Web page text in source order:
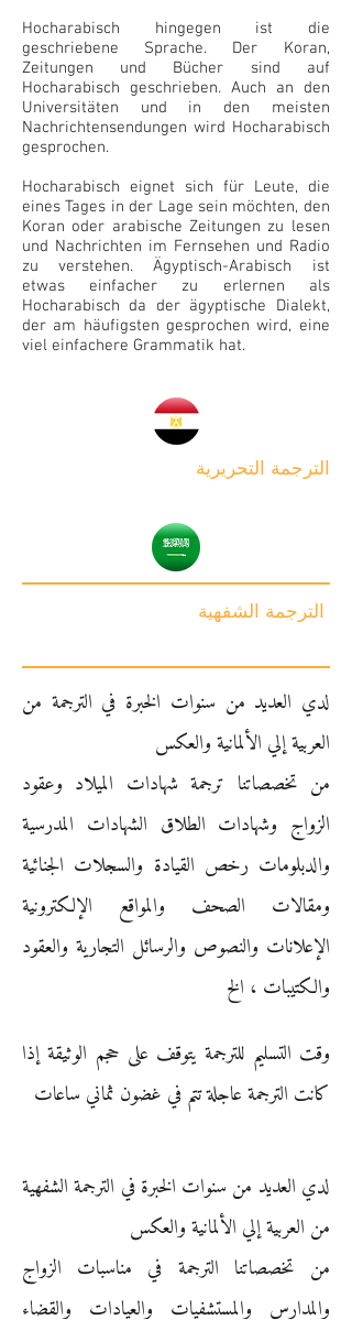
Hocharabisch hingegen ist die
geschriebene Sprache. Der Koran,
Zeitungen und Bücher sind auf
Hocharabisch geschrieben. Auch an den
Universitäten und in den meisten
Nachrichtensendungen wird Hocharabisch
gesprochen.
Hocharabisch eignet sich für Leute, die
eines Tages in der Lage sein möchten, den
Koran oder arabische Zeitungen zu lesen
und Nachrichten im Fernsehen und Radio
zu verstehen. Ägyptisch-Arabisch ist
etwas einfacher zu erlernen als
Hocharabisch da der ägyptische Dialekt,
der am häufigsten gesprochen wird, eine
viel einfachere Grammatik hat.
الترجمة التحريرية
الترجمة الشفهية
لدي العديد من سنوات الخبرة في الترجمة من
العربية إلي الألمانية والعكس
من تخصصاتنا ترجمة شهادات الميلاد وعقود
الزواج وشهادات الطلاق الشهادات المدرسية
والدبلومات رخص القيادة والسجلات الجنائية
ومقالات الصحف والمواقع الإلكترونية
الإعلانات والنصوص والرسائل التجارية والعقود
والكتيبات ، الخ
وقت التسليم للترجمة يتوقف على حجم الوثيقة إذا
كانت الترجمة عاجلة تتم في غضون ثماني ساعات
لدي العديد من سنوات الخبرة في الترجمة الشفهية
من العربية إلي الألمانية والعكس
من تخصصاتنا الترجمة في مناسبات الزواج
والمدارس والمستشفيات والعيادات والقضاء